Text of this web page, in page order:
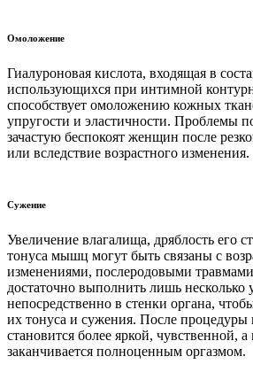
Омоложение
Гиалуроновая кислота, входящая в
использующихся при интимной
способствует омоложению кожных
упругости и эластичности. Проблемы
зачастую беспокоят женщин после
или вследствие возрастного изменения.
Сужение
Увеличение влагалища, дряблость его
тонуса мышц могут быть связаны с
изменениями, послеродовыми
достаточно выполнить лишь несколько
непосредственно в стенки органа,
их тонуса и сужения. После процедуры
становится более яркой, чувственной,
заканчивается полноценным оргазмом.